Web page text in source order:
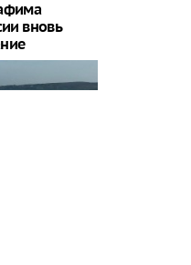
вновь